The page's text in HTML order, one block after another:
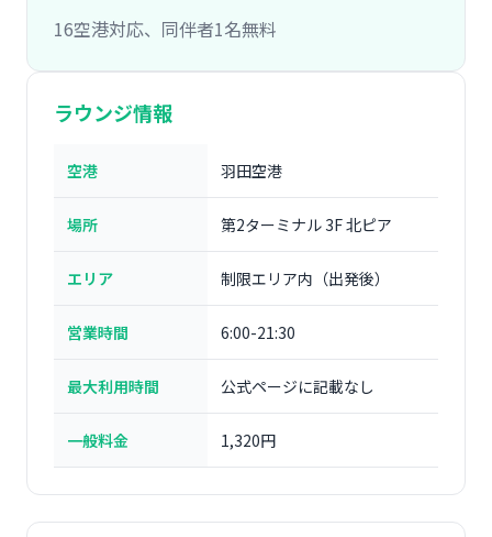
16空港対応、同伴者1名無料
ラウンジ情報
空港 羽田空港
場所 第2ターミナル 3F 北ピア
エリア 制限エリア内（出発後）
営業時間 6:00-21:30
最大利用時間 公式ページに記載なし
一般料金 1,320円